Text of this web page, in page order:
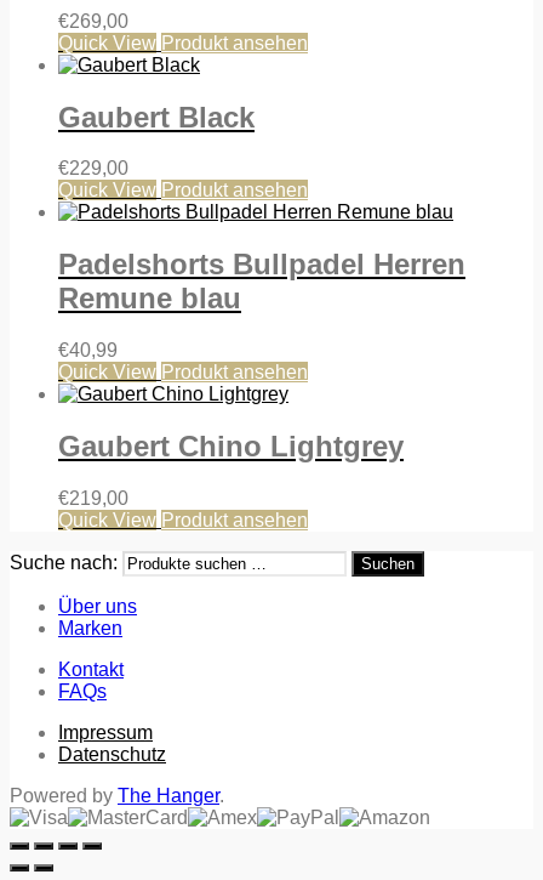
€269,00
Quick View Produkt ansehen
Gaubert Black
€229,00
Quick View Produkt ansehen
Padelshorts Bullpadel Herren
Remune blau
€40,99
Quick View Produkt ansehen
Gaubert Chino Lightgrey
€219,00
Quick View Produkt ansehen
Suche nach: Suchen
Über uns
Marken
Kontakt
FAQs
Impressum
Datenschutz
Powered by The Hanger.